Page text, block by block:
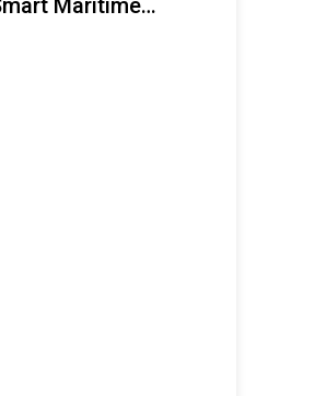
Maritime
Berbasis AI dan